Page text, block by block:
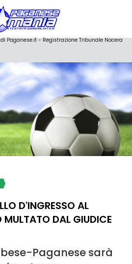
Paganese.it - Registrazione Tribunale Nocera
D'INGRESSO AL
MULTATO DAL GIUDICE
Paganese sarà